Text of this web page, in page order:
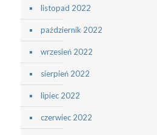
listopad 2022
październik 2022
wrzesień 2022
sierpień 2022
lipiec 2022
czerwiec 2022